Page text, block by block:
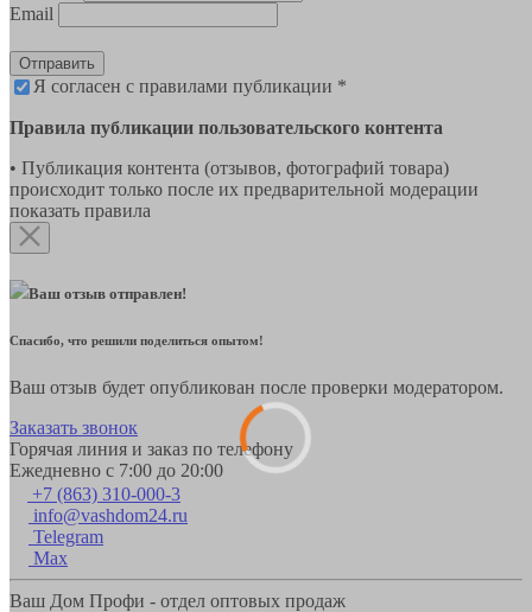
Email
Отправить
Я согласен с правилами публикации *
Правила публикации пользовательского контента
• Публикация контента (отзывов, фотографий товара)
происходит только после их предварительной модерации
показать правила
Ваш отзыв отправлен!
Спасибо, что решили поделиться опытом!
Ваш отзыв будет опубликован после проверки модератором.
Заказать звонок
Горячая линия и заказ по телефону
Ежедневно с 7:00 до 20:00
+7 (863) 310-000-3
info@vashdom24.ru
Telegram
Max
Ваш Дом Профи - отдел оптовых продаж